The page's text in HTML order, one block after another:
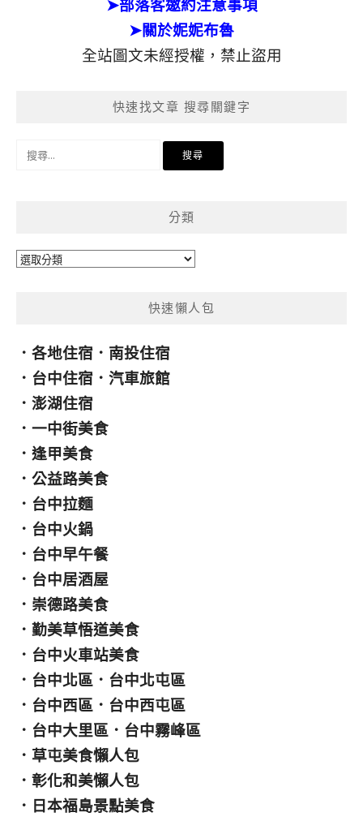
➤部落客邀約注意事項
➤關於妮妮布魯
全站圖文未經授權，禁止盜用
快速找文章 搜尋關鍵字
分類
分
快速懶人包
． 各地住宿 ． 南投住宿
． 台中住宿 ． 汽車旅館
． 澎湖住宿
． 一中街美食
． 逢甲美食
． 公益路美食
． 台中拉麵
． 台中火鍋
． 台中早午餐
． 台中居酒屋
． 崇德路美食
． 勤美草悟道美食
． 台中火車站美食
． 台中北區 ． 台中北屯區
． 台中西區 ． 台中西屯區
． 台中大里區 ． 台中霧峰區
． 草屯美食懶人包
． 彰化和美懶人包
． 日本福島景點美食